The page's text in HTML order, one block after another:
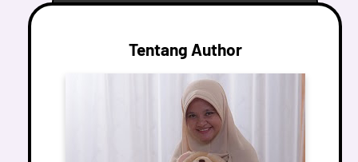
Tentang Author